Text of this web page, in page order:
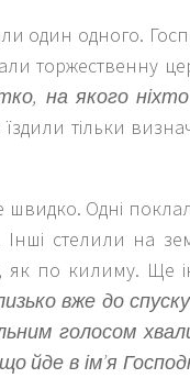
один одного.
торжественну
на якого
тільки
швидко. Одні
стелили на
як по килиму. Ще
вже до
голосом
йде в ім’я